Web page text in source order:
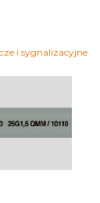
i sygnalizacyjne